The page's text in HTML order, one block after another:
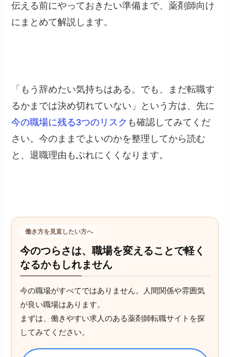
伝える前にやっておきたい準備まで、薬剤師向け
にまとめて解説します。
「もう辞めたい気持ちはある。でも、まだ転職す
るかまでは決め切れていない」という方は、先に
今の職場に残る3つのリスク も確認してみてくだ
さい。今のままでよいのかを整理してから読む
と、退職理由もぶれにくくなります。
働き方を見直したい方へ
今のつらさは、職場を変えることで軽く
なるかもしれません
今の職場がすべてではありません。人間関係や雰囲気
が良い職場はあります。
まずは、働きやすい求人のある薬剤師転職サイトを探
してみてください。